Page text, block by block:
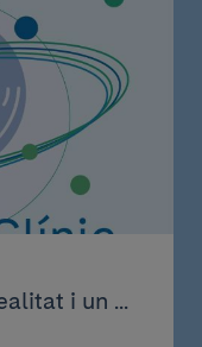
i un ...